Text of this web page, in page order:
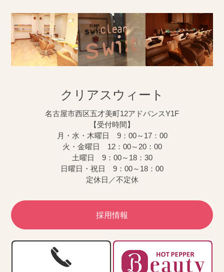
クリアスウィート
名古屋市西区五才美町12アドバンスY1F
【受付時間】
月・水・木曜日 9：00～17：00
火・金曜日 12：00～20：00
土曜日 9：00～18：30
日曜日・祝日 9：00～18：00
定休日／不定休
採用情報